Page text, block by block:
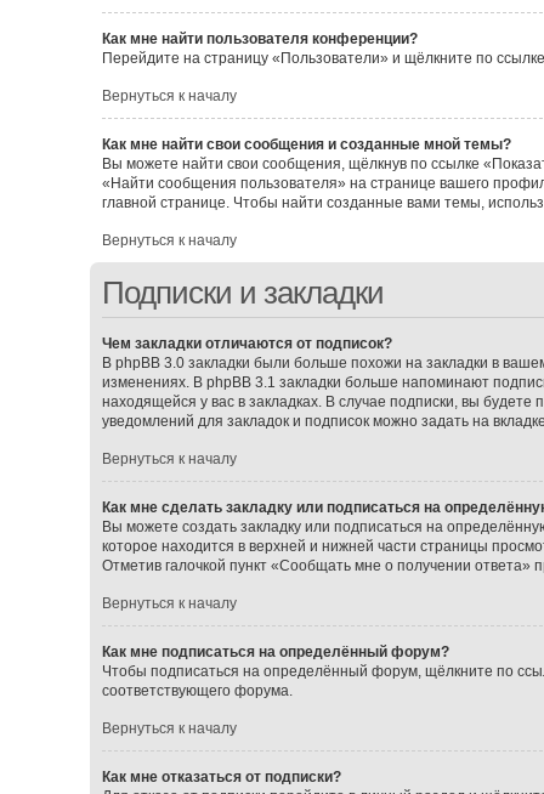
Как мне найти пользователя конференции?
Перейдите на страницу «Пользователи» и щёлкните по
Вернуться к началу
Как мне найти свои сообщения и созданные мной темы?
Вы можете найти свои сообщения, щёлкнув по ссылке
«Найти сообщения пользователя» на странице вашего
главной странице. Чтобы найти созданные вами темы,
Вернуться к началу
Подписки и закладки
Чем закладки отличаются от подписок?
В phpBB 3.0 закладки были больше похожи на закладки в
изменениях. В phpBB 3.1 закладки больше напоминают
находящейся у вас в закладках. В случае подписки, вы
уведомлений для закладок и подписок можно задать на
Вернуться к началу
Как мне сделать закладку или подписаться на
Вы можете создать закладку или подписаться на
которое находится в верхней и нижней части страницы
Отметив галочкой пункт «Сообщать мне о получении
Вернуться к началу
Как мне подписаться на определённый форум?
Чтобы подписаться на определённый форум, щёлкните по
соответствующего форума.
Вернуться к началу
Как мне отказаться от подписки?